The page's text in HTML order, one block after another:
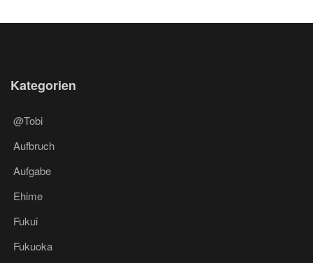
Kategorien
@Tobi
Aufbruch
Aufgabe
Ehime
Fukui
Fukuoka